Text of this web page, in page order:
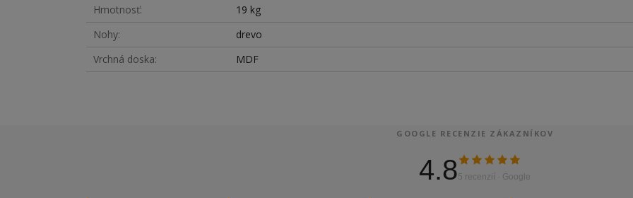
Hmotnosť
19 kg
Nohy
drevo
Vrchná doska
MDF
GOOGLE RECENZIE ZÁKAZNÍKOV
4.85 recenzií · Google